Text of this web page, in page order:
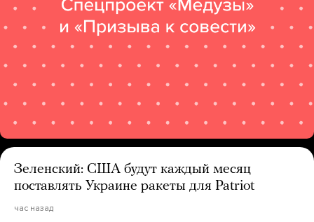
Зеленский: США будут каждый месяц
поставлять Украине ракеты для Patriot
час назад